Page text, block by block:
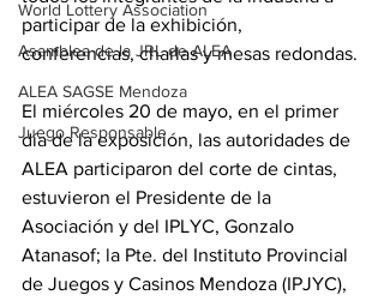
World Lottery Association
Asamblea de la JRL de ALEA
ALEA SAGSE Mendoza
Juego Responsable
participar de la exhibición,
conferencias, charlas y mesas redondas.
El miércoles 20 de mayo, en el primer
día de la exposición, las autoridades de
ALEA participaron del corte de cintas,
estuvieron el Presidente de la
Asociación y del IPLYC, Gonzalo
Atanasof; la Pte. del Instituto Provincial
de Juegos y Casinos Mendoza (IPJYC),